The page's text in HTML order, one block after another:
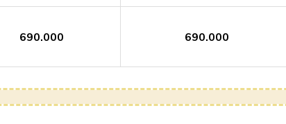
690.000 690.000